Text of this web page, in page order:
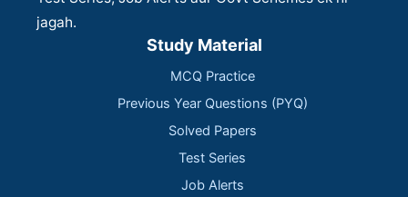
jagah.
Study Material
MCQ Practice
Previous Year Questions (PYQ)
Solved Papers
Test Series
Job Alerts